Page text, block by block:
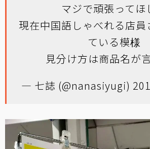
マジで頑張ってほ
現在中国語しゃべれる店
ている模様
見分け方は商品名が
— 七誌 (@nanasiyugi)